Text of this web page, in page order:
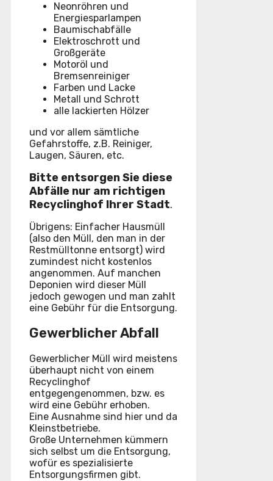
Neonröhren und
Energiesparlampen
Baumischabfälle
Elektroschrott und
Großgeräte
Motoröl und
Bremsenreiniger
Farben und Lacke
Metall und Schrott
alle lackierten Hölzer
und vor allem sämtliche
Gefahrstoffe, z.B. Reiniger,
Laugen, Säuren, etc.
Bitte entsorgen Sie diese
Abfälle nur am richtigen
Recyclinghof Ihrer Stadt.
Übrigens: Einfacher Hausmüll
(also den Müll, den man in der
Restmülltonne entsorgt) wird
zumindest nicht kostenlos
angenommen. Auf manchen
Deponien wird dieser Müll
jedoch gewogen und man zahlt
eine Gebühr für die Entsorgung.
Gewerblicher Abfall
Gewerblicher Müll wird meistens
überhaupt nicht von einem
Recyclinghof
entgegengenommen, bzw. es
wird eine Gebühr erhoben.
Eine Ausnahme sind hier und da
Kleinstbetriebe.
Große Unternehmen kümmern
sich selbst um die Entsorgung,
wofür es spezialisierte
Entsorgungsfirmen gibt.